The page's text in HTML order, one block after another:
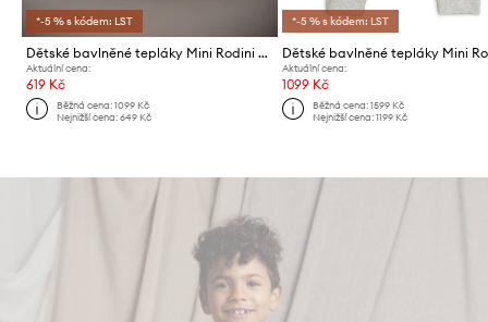
*-5 % s kódem: LST
Dětské bavlněné tepláky Mini Rodini Dino
Aktuální cena:
619 Kč
Běžná cena:1099 Kč
Nejnižší cena:649 Kč
*-5 % s kódem: LST
Aktuální cena:
1099 Kč
Běžná cena: 1599 Kč
Nejnižší cena: 1199 Kč